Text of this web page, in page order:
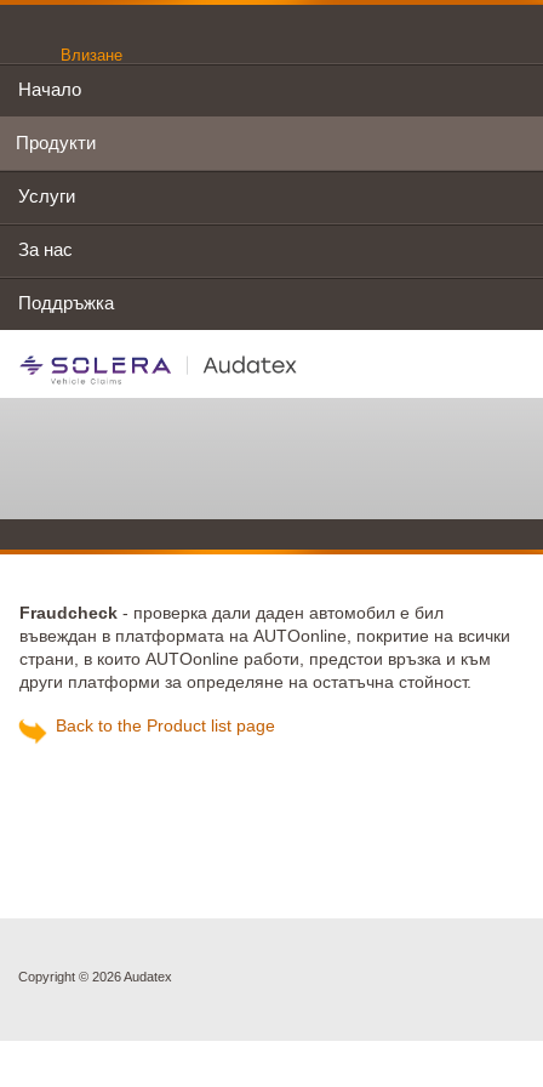
Влизане
Начало
Продукти
Услуги
За нас
Поддръжка
Fraudcheck- проверка дали даден автомобил е бил
въвеждан в платформата на AUTOonline, покритие на всички
страни, в които AUTOonline работи, предстои връзка и към
други платформи за определяне на остатъчна стойност.
Back to the Product list page
Copyright © 2026 Audatex